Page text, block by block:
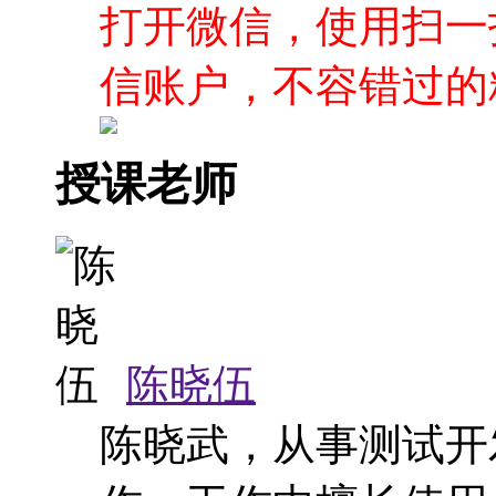
打开微信，使用扫
信账户，不容错过
授课老师
陈晓伍
陈晓武，从事测试